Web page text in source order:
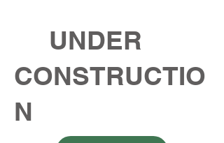
UNDER
CONSTRUCTIO
N